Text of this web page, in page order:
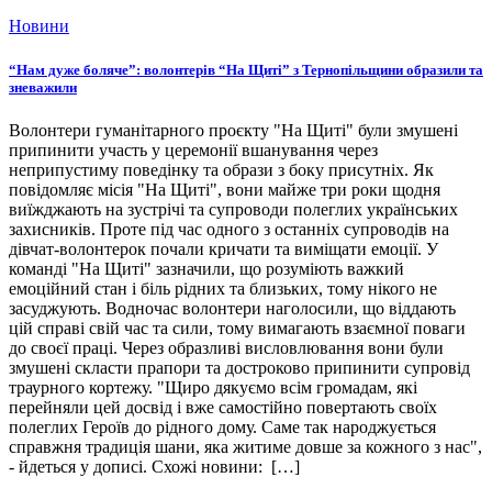
Новини
“Нам дуже боляче”: волонтерів “На Щиті” з Тернопільщини образили та
зневажили
Волонтери гуманітарного проєкту "На Щиті" були змушені
припинити участь у церемонії вшанування через
неприпустиму поведінку та образи з боку присутніх. Як
повідомляє місія "На Щиті", вони майже три роки щодня
виїжджають на зустрічі та супроводи полеглих українських
захисників. Проте під час одного з останніх супроводів на
дівчат-волонтерок почали кричати та виміщати емоції. У
команді "На Щиті" зазначили, що розуміють важкий
емоційний стан і біль рідних та близьких, тому нікого не
засуджують. Водночас волонтери наголосили, що віддають
цій справі свій час та сили, тому вимагають взаємної поваги
до своєї праці. Через образливі висловлювання вони були
змушені скласти прапори та достроково припинити супровід
траурного кортежу. "Щиро дякуємо всім громадам, які
перейняли цей досвід і вже самостійно повертають своїх
полеглих Героїв до рідного дому. Саме так народжується
справжня традиція шани, яка житиме довше за кожного з нас",
- йдеться у дописі. Схожі новини: […]